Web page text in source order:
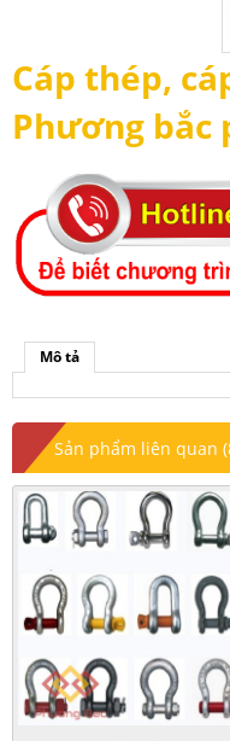
Cáp thép,
Phương bắc
Mô tả
Sản phẩm liên quan